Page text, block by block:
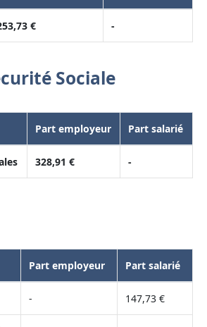
€ -
Sociale
Part employeur Part salarié
328,91 € -
Part employeur Part salarié
- 147,73 €